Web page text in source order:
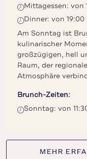
Mittagessen: von
Dinner: von 19:00
Am Sonntag ist
kulinarischer
großzügigen, hell
Raum, der
Atmosphäre
Brunch-Zeiten:
Sonntag: von
MEHR